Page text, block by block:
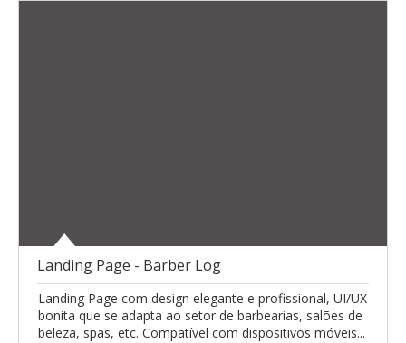
Landing Page - Barber Log
Landing Page com design elegante e profissional, UI/UX
bonita que se adapta ao setor de barbearias, salões de
beleza, spas, etc. Compatível com dispositivos móveis...